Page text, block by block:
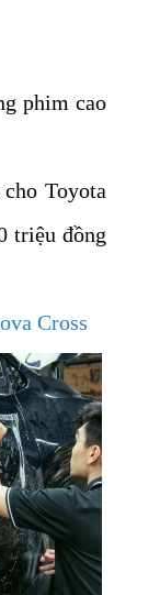
phim cao
Toyota
triệu đồng
Cross